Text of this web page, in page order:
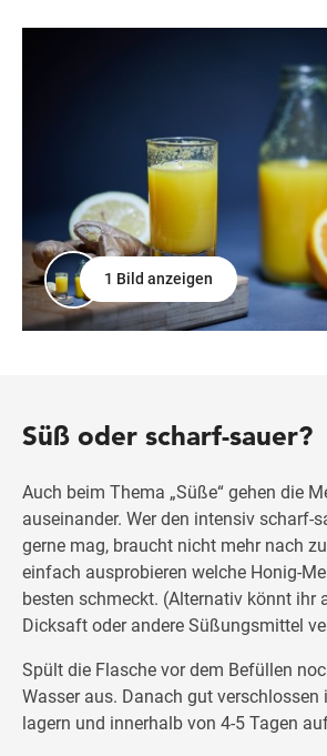
1 Bild anzeigen
Süß oder scharf-sauer?
Auch beim Thema „Süße“ gehen die
auseinander. Wer den intensiv scharf-
gerne mag, braucht nicht mehr nach
einfach ausprobieren welche Honig-
besten schmeckt. (Alternativ könnt ihr
Dicksaft oder andere Süßungsmittel
Spült die Flasche vor dem Befüllen
Wasser aus. Danach gut
lagern und innerhalb von 4-5 Tagen